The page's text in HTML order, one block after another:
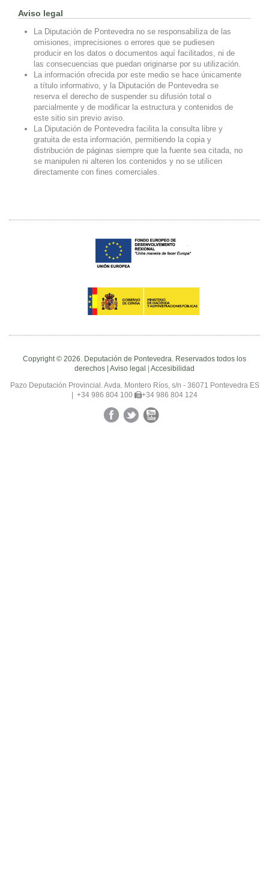
Aviso legal
La Diputación de Pontevedra no se responsabiliza de las
omisiones, imprecisiones o errores que se pudiesen
producir en los datos o documentos aquí facilitados, ni de
las consecuencias que puedan originarse por su utilización.
La información ofrecida por este medio se hace únicamente
a título informativo, y la Diputación de Pontevedra se
reserva el derecho de suspender su difusión total o
parcialmente y de modificar la estructura y contenidos de
este sitio sin previo aviso.
La Diputación de Pontevedra facilita la consulta libre y
gratuita de esta información, permitiendo la copia y
distribución de páginas siempre que la fuente sea citada, no
se manipulen ni alteren los contenidos y no se utilicen
directamente con fines comerciales.
Copyright © 2026. Deputación de Pontevedra. Reservados todos los
derechos | Aviso legal | Accesibilidad
Pazo Deputación Provincial. Avda. Montero Ríos, s/n - 36071 Pontevedra ES
| +34 986 804 100
+34 986 804 124
FacebookTwitterYouTube